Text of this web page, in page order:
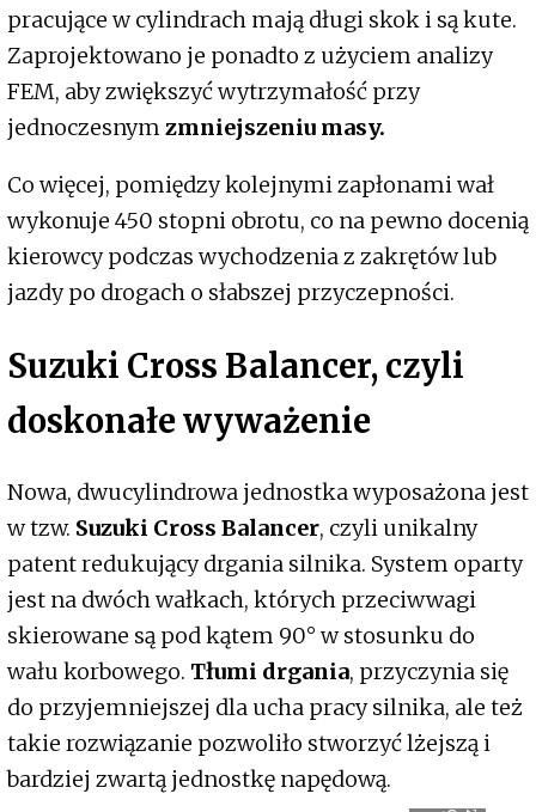
pracujące w cylindrach mają długi skok i są kute.
Zaprojektowano je ponadto z użyciem analizy
FEM, aby zwiększyć wytrzymałość przy
jednoczesnym zmniejszeniu masy.
Co więcej, pomiędzy kolejnymi zapłonami wał
wykonuje 450 stopni obrotu, co na pewno docenią
kierowcy podczas wychodzenia z zakrętów lub
jazdy po drogach o słabszej przyczepności.
Suzuki Cross Balancer, czyli
doskonałe wyważenie
Nowa, dwucylindrowa jednostka wyposażona jest
w tzw. Suzuki Cross Balancer, czyli unikalny
patent redukujący drgania silnika. System oparty
jest na dwóch wałkach, których przeciwwagi
skierowane są pod kątem 90° w stosunku do
wału korbowego. Tłumi drgania, przyczynia się
do przyjemniejszej dla ucha pracy silnika, ale też
takie rozwiązanie pozwoliło stworzyć lżejszą i
bardziej zwartą jednostkę napędową.